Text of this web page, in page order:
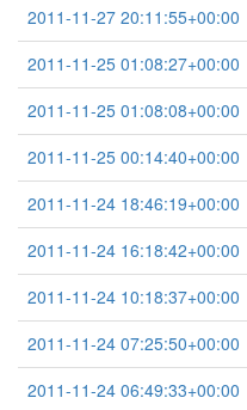
2011-11-27 20:11:55+00:00
2011-11-25 01:08:27+00:00
2011-11-25 01:08:08+00:00
2011-11-25 00:14:40+00:00
2011-11-24 18:46:19+00:00
2011-11-24 16:18:42+00:00
2011-11-24 10:18:37+00:00
2011-11-24 07:25:50+00:00
2011-11-24 06:49:33+00:00